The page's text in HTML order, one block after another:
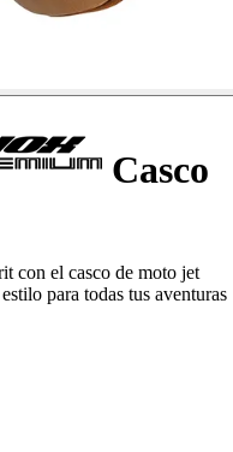
Casco
con el casco de moto jet
para todas tus aventuras